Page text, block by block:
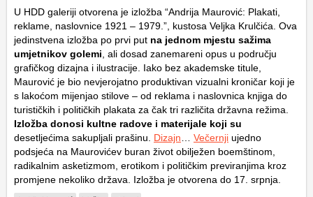
U HDD galeriji otvorena je izložba “Andrija Maurović: Plakati,
reklame, naslovnice 1921 – 1979.”, kustosa Veljka Krulčića. Ova
jedinstvena izložba po prvi put na jednom mjestu sažima
umjetnikov golemi , ali dosad zanemareni opus u području
grafičkog dizajna i ilustracije. Iako bez akademske titule,
Maurović je bio nevjerojatno produktivan vizualni kroničar koji je
s lakoćom mijenjao stilove – od reklama i naslovnica knjiga do
turističkih i političkih plakata za čak tri različita državna režima.
Izložba donosi kultne radove i materijale koji su
desetljećima sakupljali prašinu. Dizajn Večernji ujedno
podsjeća na Maurovićev buran život obilježen boemštinom,
radikalnim asketizmom, erotikom i političkim previranjima kroz
promjene nekoliko država. Izložba je otvorena do 17. srpnja.